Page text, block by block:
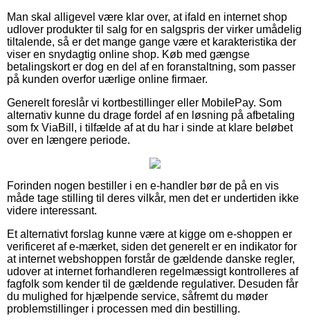
Man skal alligevel være klar over, at ifald en internet shop
udlover produkter til salg for en salgspris der virker umådelig
tiltalende, så er det mange gange være et karakteristika der
viser en snydagtig online shop. Køb med gængse
betalingskort er dog en del af en foranstaltning, som passer
på kunden overfor uærlige online firmaer.
Generelt foreslår vi kortbestillinger eller MobilePay. Som
alternativ kunne du drage fordel af en løsning på afbetaling
som fx ViaBill, i tilfælde af at du har i sinde at klare beløbet
over en længere periode.
Forinden nogen bestiller i en e-handler bør de på en vis
måde tage stilling til deres vilkår, men det er undertiden ikke
videre interessant.
Et alternativt forslag kunne være at kigge om e-shoppen er
verificeret af e-mærket, siden det generelt er en indikator for
at internet webshoppen forstår de gældende danske regler,
udover at internet forhandleren regelmæssigt kontrolleres af
fagfolk som kender til de gældende regulativer. Desuden får
du mulighed for hjælpende service, såfremt du møder
problemstillinger i processen med din bestilling.